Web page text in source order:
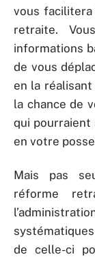
vous
retraite.
informations
de vous
en la
la chance de
qui pourraient
en votre
Mais pas
réforme
de celle-ci